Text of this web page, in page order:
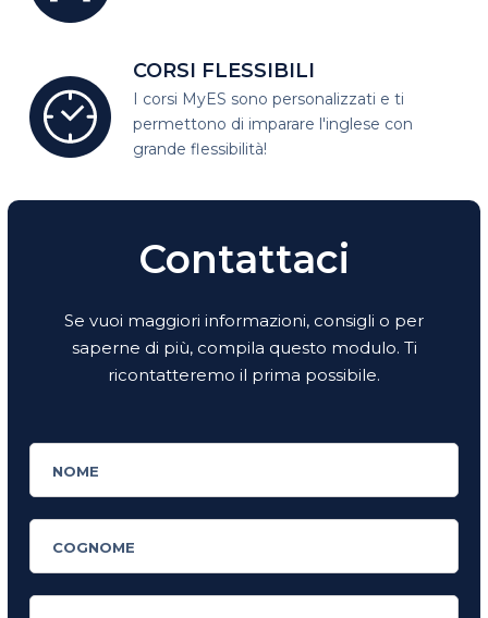
CORSI FLESSIBILI
I corsi MyES sono personalizzati eti
permettono di imparare l'inglese con
grande flessibilità!
Contattaci
Se vuoi maggiori informazioni, consigli o per
saperne di più, compila questo modulo. Ti
ricontatteremo il prima possibile.